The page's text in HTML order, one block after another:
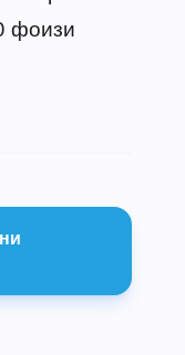
фоизи